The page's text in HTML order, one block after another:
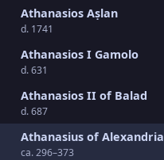
Athanasios Aṣlan
d. 1741
Athanasios I Gamolo
d. 631
Athanasios II of Balad
d. 687
Athanasius of Alexandria
ca. 296–373